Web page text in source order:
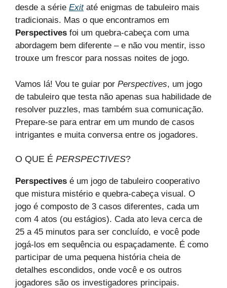
desde a série Exitaté enigmas de tabuleiro mais
tradicionais. Mas o que encontramos em
Perspectives foi um quebra-cabeça com uma
abordagem bem diferente – e não vou mentir, isso
trouxe um frescor para nossas noites de jogo.
Vamos lá! Vou te guiar por Perspectives, um jogo
de tabuleiro que testa não apenas sua habilidade de
resolver puzzles, mas também sua comunicação.
Prepare-se para entrar em um mundo de casos
intrigantes e muita conversa entre os jogadores.
O QUE É PERSPECTIVES?
Perspectives é um jogo de tabuleiro cooperativo
que mistura mistério e quebra-cabeça visual. O
jogo é composto de 3 casos diferentes, cada um
com 4 atos (ou estágios). Cada ato leva cerca de
25 a 45 minutos para ser concluído, e você pode
jogá-los em sequência ou espaçadamente. É como
participar de uma pequena história cheia de
detalhes escondidos, onde você e os outros
jogadores são os investigadores principais.